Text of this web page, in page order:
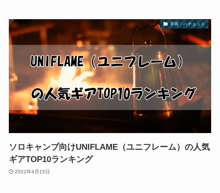
手斧・ハチェット
ソロキャンプ向けUNIFLAME（ユニフレーム）の人気
ギアTOP10ランキング
2022年4月15日